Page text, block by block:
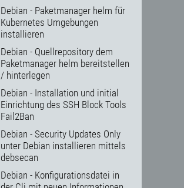
Debian - Paketmanager helm für
Kubernetes Umgebungen
installieren
Debian - Quellrepository dem
Paketmanager helm bereitstellen
/ hinterlegen
Debian - Installation und initial
Einrichtung des SSH Block Tools
Fail2Ban
Debian - Security Updates Only
unter Debian installieren mittels
debsecan
Debian - Konfigurationsdatei in